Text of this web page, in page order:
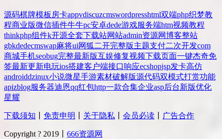
源码棋牌模板 房卡appvdiscuzcmswordpresshtml双端php织梦教
程商业版微信插件牛牛pc安卓dede游戏服务端htm视频教程
thinkphp组件k开源全套下载站网站admin资源网博客整站
gbkdedecmswap麻将ui网狐 二开完整版主题支付二次开发com
商城手机seobug完整最新版互娱修复视频下载页面一键杰奇免
签最新更新电玩ios搭建客户端接口响应ecshopjsp发卡高仿
androiddzinux小说微星手游素材破解版源代码双模式打赏功能
apizblog服务器迪恩qq红包http一款合集企业asp后台新版优化
星耀
下载须知 免责申明 关于隐私 会员必读 广告合作
Copyright ? 2019丨 666资源网